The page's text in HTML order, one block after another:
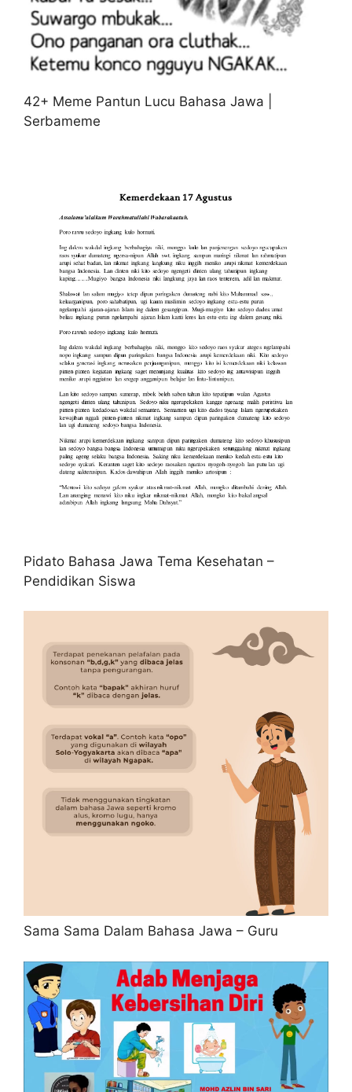
42+ Meme Pantun Lucu Bahasa Jawa |
Serbameme
Pidato Bahasa Jawa Tema Kesehatan –
Pendidikan Siswa
Sama Sama Dalam Bahasa Jawa – Guru